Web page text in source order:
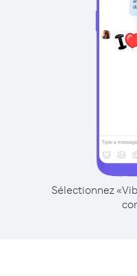
Sélectionnez